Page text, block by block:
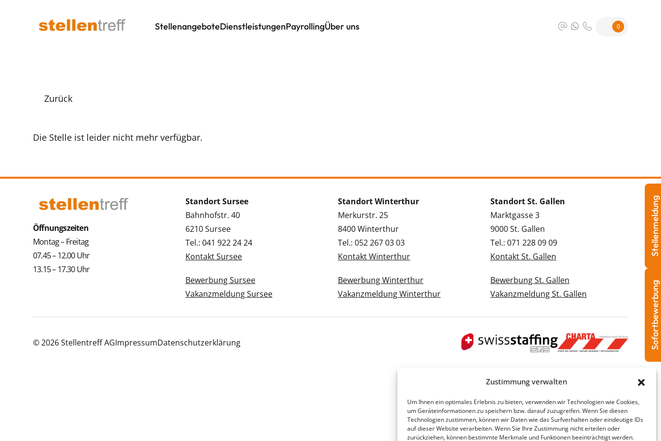
Zustimmung verwalten
Um Ihnen ein optimales Erlebnis zu bieten, verwenden wir Technologien wie Cookies,
um Geräteinformationen zu speichern bzw. darauf zuzugreifen. Wenn Sie diesen
Technologien zustimmen, können wir Daten wie das Surfverhalten oder eindeutige IDs
auf dieser Website verarbeiten. Wenn Sie Ihre Zustimmung nicht erteilen oder
zurückziehen, können bestimmte Merkmale und Funktionen beeinträchtigt werden.
StellenangeboteDienstleistungenPayrollingÜber uns 0
Zurück
Die Stelle ist leider nicht mehr verfügbar.
Öffnungszeiten
Montag – Freitag
07.45 – 12.00 Uhr
13.15 – 17.30 Uhr
Standort Sursee
Bahnhofstr. 40
6210 Sursee
Tel.: 041 922 24 24
Kontakt Sursee
Bewerbung Sursee
Vakanzmeldung Sursee
Standort Winterthur
Merkurstr. 25
8400 Winterthur
Tel.: 052 267 03 03
Kontakt Winterthur
Bewerbung Winterthur
Vakanzmeldung Winterthur
Standort St. Gallen
Marktgasse 3
9000 St. Gallen
Tel.: 071 228 09 09
Kontakt St. Gallen
Bewerbung St. Gallen
Vakanzmeldung St. Gallen
© 2026 Stellentreff AGImpressumDatenschutzerklärung Sofortbewerbung
Stellenmeldung